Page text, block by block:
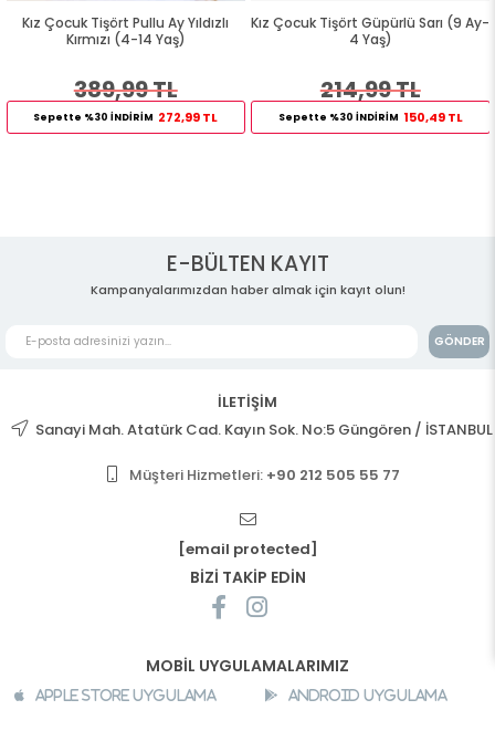
Kız Çocuk Tişört Pullu Ay Yıldızlı
Kırmızı (4-14 Yaş)
389,99 TL
Sepette %30 İNDİRİM 272,99 TL
Kız Çocuk Tişört Güpürlü Sarı (9 Ay-
4 Yaş)
214,99 TL
Sepette %30 İNDİRİM 150,49 TL
E-BÜLTEN KAYIT
Kampanyalarımızdan haber almak için kayıt olun!
GÖNDER
İLETİŞİM
Sanayi Mah. Atatürk Cad. Kayın Sok. No:5 Güngören / İSTANBUL
Müşteri Hizmetleri: +90 212 505 55 77
[email protected]
BİZİ TAKİP EDİN
MOBİL UYGULAMALARIMIZ
Apple Store Uygulama Android Uygulama